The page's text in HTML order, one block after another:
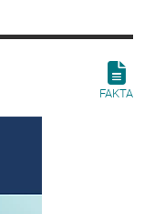
FAKTA